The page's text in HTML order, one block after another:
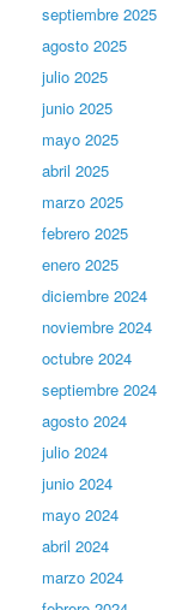
septiembre 2025
agosto 2025
julio 2025
junio 2025
mayo 2025
abril 2025
marzo 2025
febrero 2025
enero 2025
diciembre 2024
noviembre 2024
octubre 2024
septiembre 2024
agosto 2024
julio 2024
junio 2024
mayo 2024
abril 2024
marzo 2024